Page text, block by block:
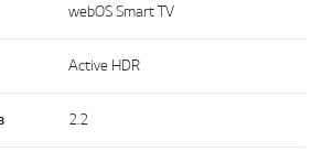
webOS Smart TV
Active HDR
2.2